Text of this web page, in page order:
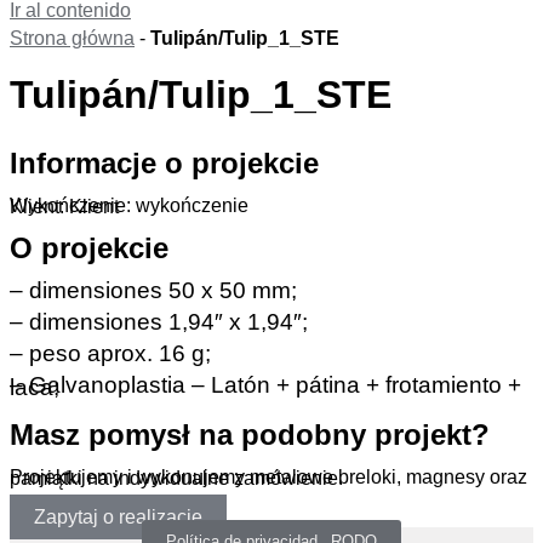
Ir al contenido
Strona główna - Tulipán/Tulip_1_STE
Tulipán/Tulip_1_STE
Informacje o projekcie
Wykończenie: wykończenie
Klient: Klient
O projekcie
– dimensiones 50 x 50 mm;
– dimensiones 1,94″ x 1,94″;
– peso aprox. 16 g;
– Galvanoplastia – Latón + pátina + frotamiento + laca;
Masz pomysł na podobny projekt?
Projektujemy i wykonujemy metalowe breloki, magnesy oraz pamiątki na indywidualne zamówienie.
Zapytaj o realizację